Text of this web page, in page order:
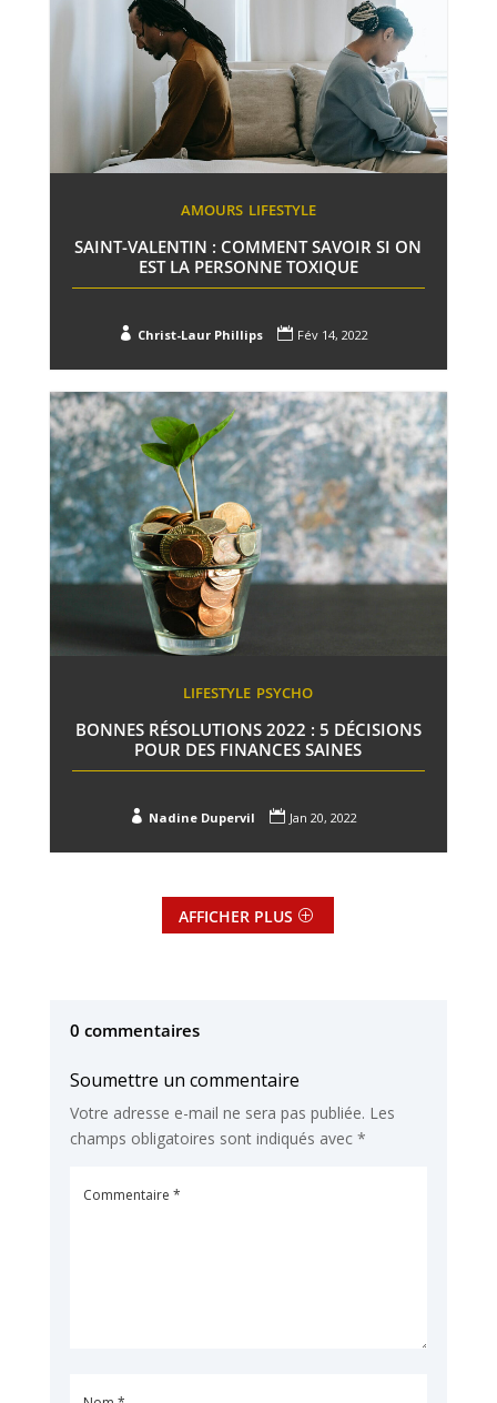
AMOURS LIFESTYLE
SAINT-VALENTIN : COMMENT SAVOIR SI ON
EST LA PERSONNE TOXIQUE
 Christ-Laur Phillips  Fév 14, 2022
LIFESTYLE PSYCHO
BONNES RÉSOLUTIONS 2022 : 5 DÉCISIONS
POUR DES FINANCES SAINES
 Nadine Dupervil  Jan 20, 2022
AFFICHER PLUS
0 commentaires
Soumettre un commentaire
Votre adresse e-mail ne sera pas publiée. Les
champs obligatoires sont indiqués avec *